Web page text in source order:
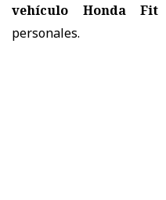
vehículo Honda Fit
personales.